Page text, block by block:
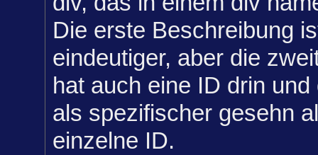
Die erste Beschreibung
eindeutiger, aber die
hat auch eine ID drin
als spezifischer gesehn
einzelne ID.